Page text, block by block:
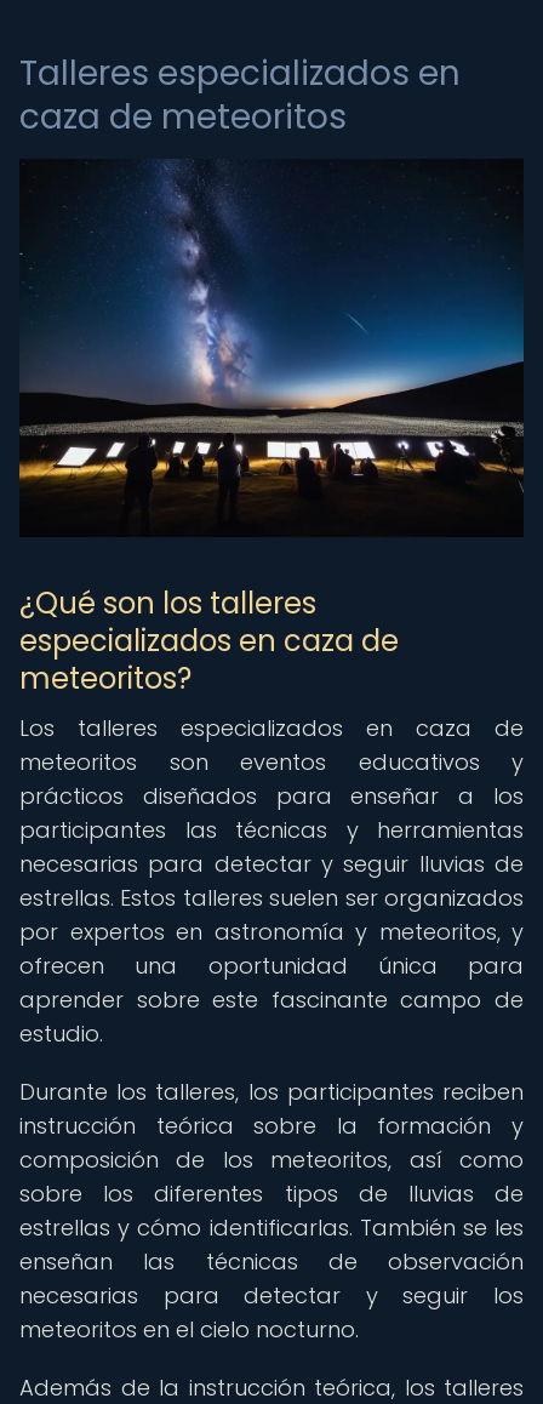
Talleres especializados en
caza de meteoritos
¿Qué son los talleres
especializados en caza de
meteoritos?
Los talleres especializados en caza de
meteoritos son eventos educativos y
prácticos diseñados para enseñar a los
participantes las técnicas y herramientas
necesarias para detectar y seguir lluvias de
estrellas. Estos talleres suelen ser organizados
por expertos en astronomía y meteoritos, y
ofrecen una oportunidad única para
aprender sobre este fascinante campo de
estudio.
Durante los talleres, los participantes reciben
instrucción teórica sobre la formación y
composición de los meteoritos, así como
sobre los diferentes tipos de lluvias de
estrellas y cómo identificarlas. También se les
enseñan las técnicas de observación
necesarias para detectar y seguir los
meteoritos en el cielo nocturno.
Además de la instrucción teórica, los talleres